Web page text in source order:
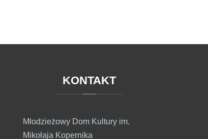
KONTAKT
Młodzieżowy Dom Kultury im.
Mikołaja Kopernika